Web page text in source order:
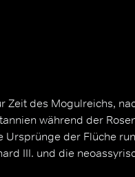
Zeit des Mogulreichs,
während der
Ursprünge der Flüche
III. und die